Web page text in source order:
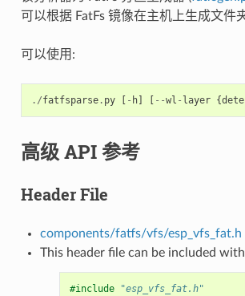
可以根据 FatFs 镜像在主机上生成文件
可以使用:
./fatfsparse. py [ - h] [ --wl - layer {
高级 API 参考
Header File
components/fatfs/vfs/esp_vfs_fat.h
This header file can be included
#include "esp_vfs_fat.h"